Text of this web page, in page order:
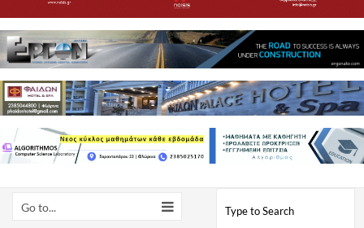
Go to...